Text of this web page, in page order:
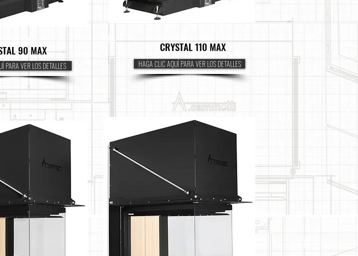
90 MAX
PARA VER LOS DETALLES
CRYSTAL 110 MAX
HAGA CLIC AQUÍ PARA VER LOS DETALLES